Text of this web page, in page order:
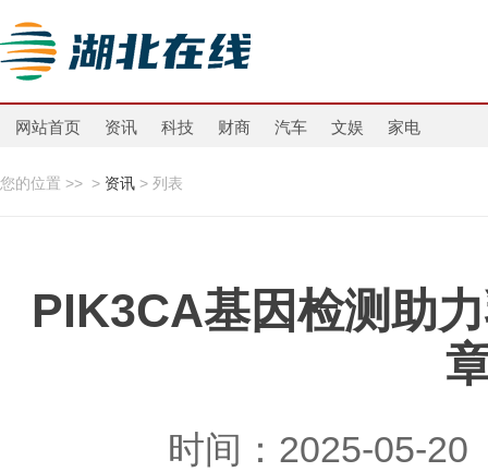
网站首页 资讯 科技 财商 汽车 文娱 家电
您的位置 >> > 资讯 > 列表
PIK3CA基因检测助
时间：2025-05-